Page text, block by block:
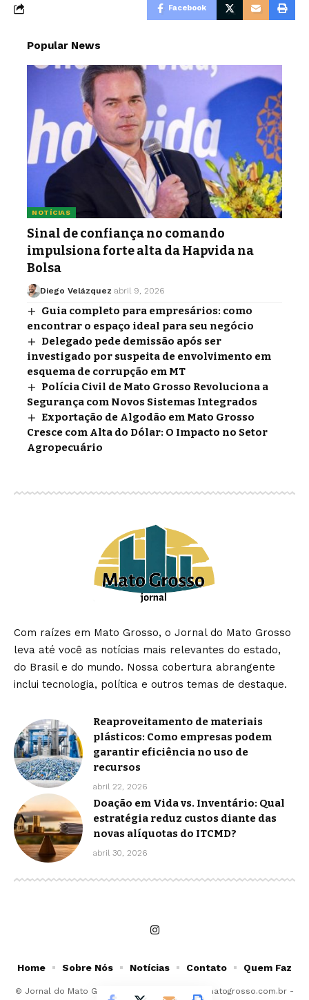
Facebook
Popular News
NOTÍCIAS
Sinal de confiança no comando
impulsiona forte alta da Hapvida na
Bolsa
Diego Velázquez abril 9, 2026
Guia completo para empresários: como
encontrar o espaço ideal para seu negócio
Delegado pede demissão após ser
investigado por suspeita de envolvimento em
esquema de corrupção em MT
Polícia Civil de Mato Grosso Revoluciona a
Segurança com Novos Sistemas Integrados
Exportação de Algodão em Mato Grosso
Cresce com Alta do Dólar: O Impacto no Setor
Agropecuário
Com raízes em Mato Grosso, o Jornal do Mato Grosso
leva até você as notícias mais relevantes do estado,
do Brasil e do mundo. Nossa cobertura abrangente
inclui tecnologia, política e outros temas de destaque.
Reaproveitamento de materiais
plásticos: Como empresas podem
garantir eficiência no uso de
recursos
abril 22, 2026
Doação em Vida vs. Inventário: Qual
estratégia reduz custos diante das
novas alíquotas do ITCMD?
abril 30, 2026
© Jornal do Mato Grosso - contato@jornaldomatogrosso.com.br -
Home Sobre Nós Notícias Contato Quem Faz